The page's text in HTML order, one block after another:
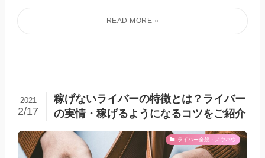
稼げないライバーの特徴とは？ライバー
の実情・稼げるようになるコツをご紹介
2021
2/17
ライバー全般・ノウハウ